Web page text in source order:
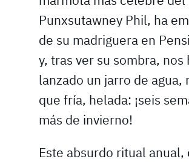
Punxsutawney Phil, ha
de su madriguera en
y, tras ver su sombra, nos
lanzado un jarro de agua,
que fría, helada: ¡seis
más de invierno!
Este absurdo ritual anual,